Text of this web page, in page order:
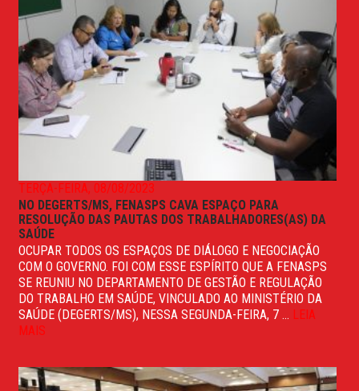
TERÇA-FEIRA, 08/08/2023
NO DEGERTS/MS, FENASPS CAVA ESPAÇO PARA
RESOLUÇÃO DAS PAUTAS DOS TRABALHADORES(AS) DA
SAÚDE
OCUPAR TODOS OS ESPAÇOS DE DIÁLOGO E NEGOCIAÇÃO
COM O GOVERNO. FOI COM ESSE ESPÍRITO QUE A FENASPS
SE REUNIU NO DEPARTAMENTO DE GESTÃO E REGULAÇÃO
DO TRABALHO EM SAÚDE, VINCULADO AO MINISTÉRIO DA
SAÚDE (DEGERTS/MS), NESSA SEGUNDA-FEIRA, 7 ... LEIA
MAIS